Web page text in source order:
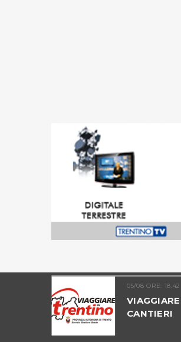
05/08 ORE: 18.42
CANTIERI